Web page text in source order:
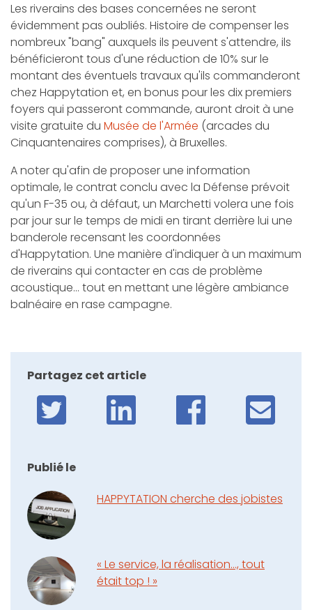
Les riverains des bases concernées ne seront
évidemment pas oubliés. Histoire de compenser les
nombreux "bang" auxquels ils peuvent s'attendre, ils
bénéficieront tous d'une réduction de 10% sur le
montant des éventuels travaux qu'ils commanderont
chez Happytation et, en bonus pour les dix premiers
foyers qui passeront commande, auront droit à une
visite gratuite du Musée de l'Armée (arcades du
Cinquantenaires comprises), à Bruxelles.
A noter qu'afin de proposer une information
optimale, le contrat conclu avec la Défense prévoit
qu'un F-35 ou, à défaut, un Marchetti volera une fois
par jour sur le temps de midi en tirant derrière lui une
banderole recensant les coordonnées
d'Happytation. Une manière d'indiquer à un maximum
de riverains qui contacter en cas de problème
acoustique... tout en mettant une légère ambiance
balnéaire en rase campagne.
Partagez cet article
Publié le
HAPPYTATION cherche des jobistes
« Le service, la réalisation…, tout
était top ! »